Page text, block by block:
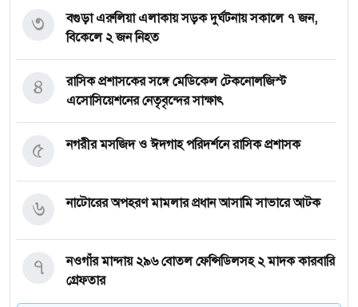
বগুড়া এরুলিয়া এলাকায় সড়ক দুর্ঘট্নায় সকালে ৭ জন,
বিকেলে ২ জন নিহত
৩
রাসিক প্রশাসকের সঙ্গে মেডিকেল টেকনোলজিস্ট
এসোসিয়েশনের নেতৃবৃন্দের সাক্ষাৎ
৪
নগরীর মসজিদ ও ঈদগাহ পরিদর্শনে রাসিক প্রশাসক
৫
নাটোরের অপহরণ মামলার প্রধান আসামি সাভারে আটক
৬
নওগাঁর মান্দায় ২৯৬ বোতল ফেন্সিডিলসহ ২ মাদক কারবারি
গ্রেফতার
৭